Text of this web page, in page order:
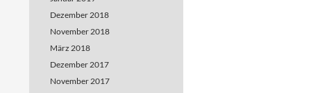
Dezember 2018
November 2018
März 2018
Dezember 2017
November 2017